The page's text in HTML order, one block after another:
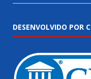
DESENVOLVIDO POR